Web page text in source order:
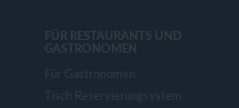
FÜR RESTAURANTS UND
GASTRONOMEN
Für Gastronomen
Tisch Reservierungsystem